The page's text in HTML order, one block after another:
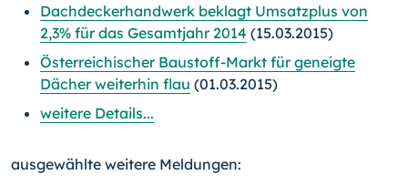
Dachdeckerhandwerk beklagt Umsatzplus von
2,3% für das Gesamtjahr 2014 (15.03.2015)
Österreichischer Baustoff-Markt für geneigte
Dächer weiterhin flau (01.03.2015)
weitere Details...
ausgewählte weitere Meldungen: